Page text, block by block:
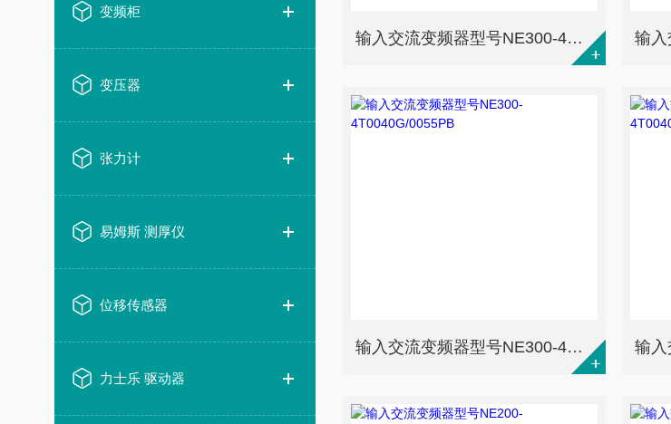
变频柜
变压器
张力计
易姆斯 测厚仪
位移传感器
力士乐 驱动器
输入交流变频器型号NE300-4T0150G/0185PB
输入交流变频器型号NE300-4T0040G/0055PB